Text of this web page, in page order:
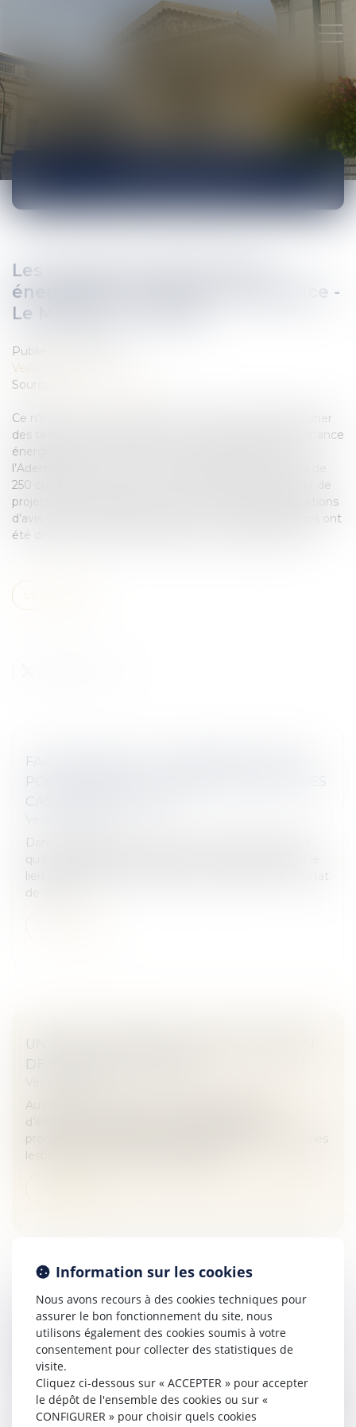
Les contrats de performance
énergétique montent en puissance -
Le Moniteur © wordle
Publié le :
Veille juridique
Source :
Ce n’est qu’un échantillon. Mais il permet déjà de dessiner
des tendances. L’Observatoire des contrats de performance
énergétique (OCPE), lancé en mai 2016 par le CSTB,
l’Ademe et le Cerema, a récolté des données sur près de
250 contrats en cours (1). Pour l’essentiel (86%), il s’agit de
projets publics, plus facile à repérer – grâce aux publications
d’avis – que les opérations privées. Les premiers chiffres ont
été dévoilés le 20 juin à Paris par les trois organismes...
FAUTE MÉDICALE : L'INDEMNISATION EST
POSSIBLE DANS LA GRANDE MAJORITÉ DES
CAS - FRANCETVINFO
Dans un arrêt du 22 juin, la Cour de cassation établit
qu'il n'appartient pas au patient victime de prouver le
lien qui existerait entre la faute du médecin et son état
de santé...
UN COUPLE INTERDIT DE PMA EN RAISON
DE SON ÂGE | SOS CONSO
Au moment où le Comité consultatif national
d’éthique se prononce pour l’ouverture de la
procréation médicalement assistée (PMA) aux couples
lesbiens et aux femmes célibataires,...
UN PARENT PEUT-IL REFUSER DE CONFIER
SES ENFANTS AU CONCUBIN DE L'AUTRE
PARENT DANS LE CADRE DE L'EXERCICE DE
SON DROIT DE VISITE ET D'HÉBERGEMENT
? | NET-IRIS 2017
Veille juridique
Information sur les cookies
Nous avons recours à des cookies techniques pour
assurer le bon fonctionnement du site, nous
utilisons également des cookies soumis à votre
consentement pour collecter des statistiques de
visite.
Cliquez ci-dessous sur « ACCEPTER » pour accepter
le dépôt de l'ensemble des cookies ou sur «
CONFIGURER » pour choisir quels cookies